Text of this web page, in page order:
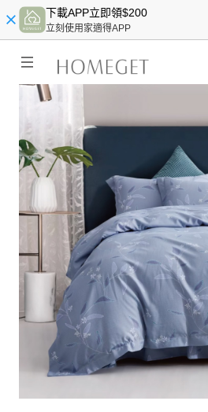
下載APP立即領$200
立刻使用家適得APP